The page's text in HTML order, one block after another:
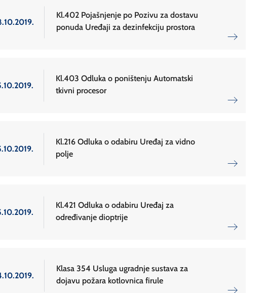
Kl.402 Pojašnjenje po Pozivu za dostavu
ponuda Uređaji za dezinfekciju prostora
Kl.403 Odluka o poništenju Automatski
tkivni procesor
Kl.216 Odluka o odabiru Uređaj za vidno
polje
Kl.421 Odluka o odabiru Uređaj za
određivanje dioptrije
Klasa 354 Usluga ugradnje sustava za
dojavu požara kotlovnica firule